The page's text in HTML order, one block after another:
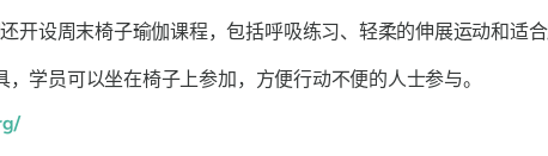
设周末椅子瑜伽课程，包括呼吸练习、轻柔的伸展运动和适合
学员可以坐在椅子上参加，方便行动不便的人士参与。